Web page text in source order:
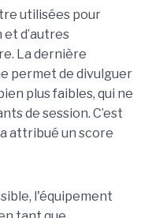
utilisées pour
d’autres
La dernière
permet de divulguer
plus faibles, qui ne
de session. C’est
attribué un score
l'équipement